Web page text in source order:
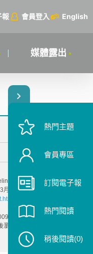
報 會員登入 English
媒體露出
for
月09日，
年03月09
瀏覽日：
熱門主題
會員專區
訂閱電子報
熱門閱讀
稍後閱讀(0)